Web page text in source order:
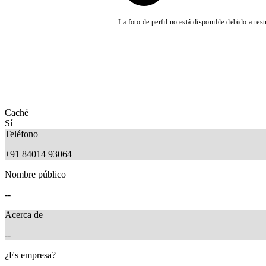
La foto de perfil no está disponible debido a
Caché
Sí
Teléfono
+91 84014 93064
Nombre público
--
Acerca de
--
¿Es empresa?